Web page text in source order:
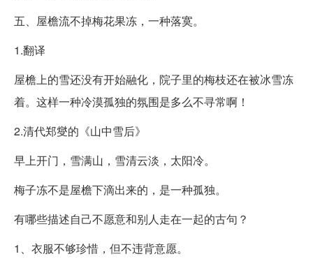
五、屋檐流不掉梅花果冻，一种落寞。
1.翻译
屋檐上的雪还没有开始融化，院子里的梅枝还在被冰雪冻
着。这样一种冷漠孤独的氛围是多么不寻常啊！
2.清代郑燮的《山中雪后》
早上开门，雪满山，雪清云淡，太阳冷。
梅子冻不是屋檐下滴出来的，是一种孤独。
有哪些描述自己不愿意和别人走在一起的古句？
1、衣服不够珍惜，但不违背意愿。